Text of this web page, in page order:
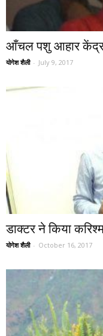
आँचल पशु आहार केंद्र
योगेश शैली - July 9, 2017
डाक्टर ने किया
योगेश शैली - October 16, 2017